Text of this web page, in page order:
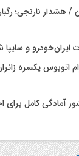
/ هشدار نارنجی؛
و سایپا شنبه ۱۰
اتوبوس یکسره
آمادگی کامل برای